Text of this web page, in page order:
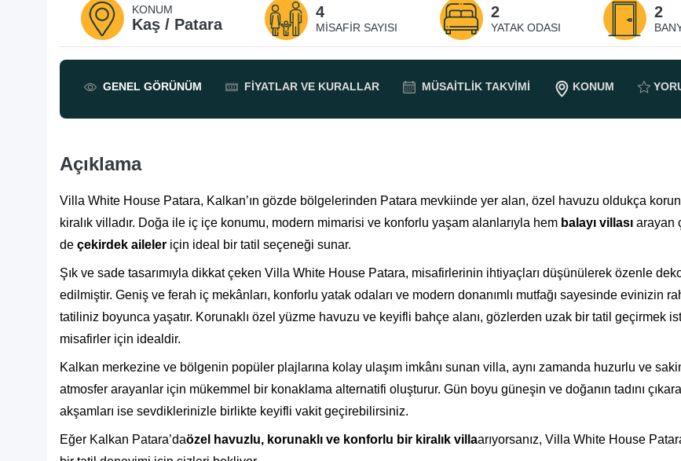
KONUM
Kaş / Patara
4
MISAFIR SAYISI
2
YATAK ODASI
2
GENEL GÖRÜNÜM FIYATLAR VE KURALLAR MÜSAITLIK TAKVIMI KONUM
Açıklama
Villa White House Patara, Kalkan’ın gözde bölgelerinden Patara mevkiinde yer alan, özel havuzu oldukça
kiralık villadır. Doğa ile iç içe konumu, modern mimarisi ve konforlu yaşam alanlarıyla hem balayı villası arayan
de çekirdek aileler için ideal bir tatil seçeneği sunar.
Şık ve sade tasarımıyla dikkat çeken Villa White House Patara, misafirlerinin ihtiyaçları düşünülerek özenle
edilmiştir. Geniş ve ferah iç mekânları, konforlu yatak odaları ve modern donanımlı mutfağı sayesinde evinizin
tatiliniz boyunca yaşatır. Korunaklı özel yüzme havuzu ve keyifli bahçe alanı, gözlerden uzak bir tatil geçirmek
misafirler için idealdir.
Kalkan merkezine ve bölgenin popüler plajlarına kolay ulaşım imkânı sunan villa, aynı zamanda huzurlu ve
atmosfer arayanlar için mükemmel bir konaklama alternatifi oluşturur. Gün boyu güneşin ve doğanın tadını
akşamları ise sevdiklerinizle birlikte keyifli vakit geçirebilirsiniz.
Eğer Kalkan Patara’daözel havuzlu, korunaklı ve konforlu bir kiralık villaarıyorsanız, Villa White House